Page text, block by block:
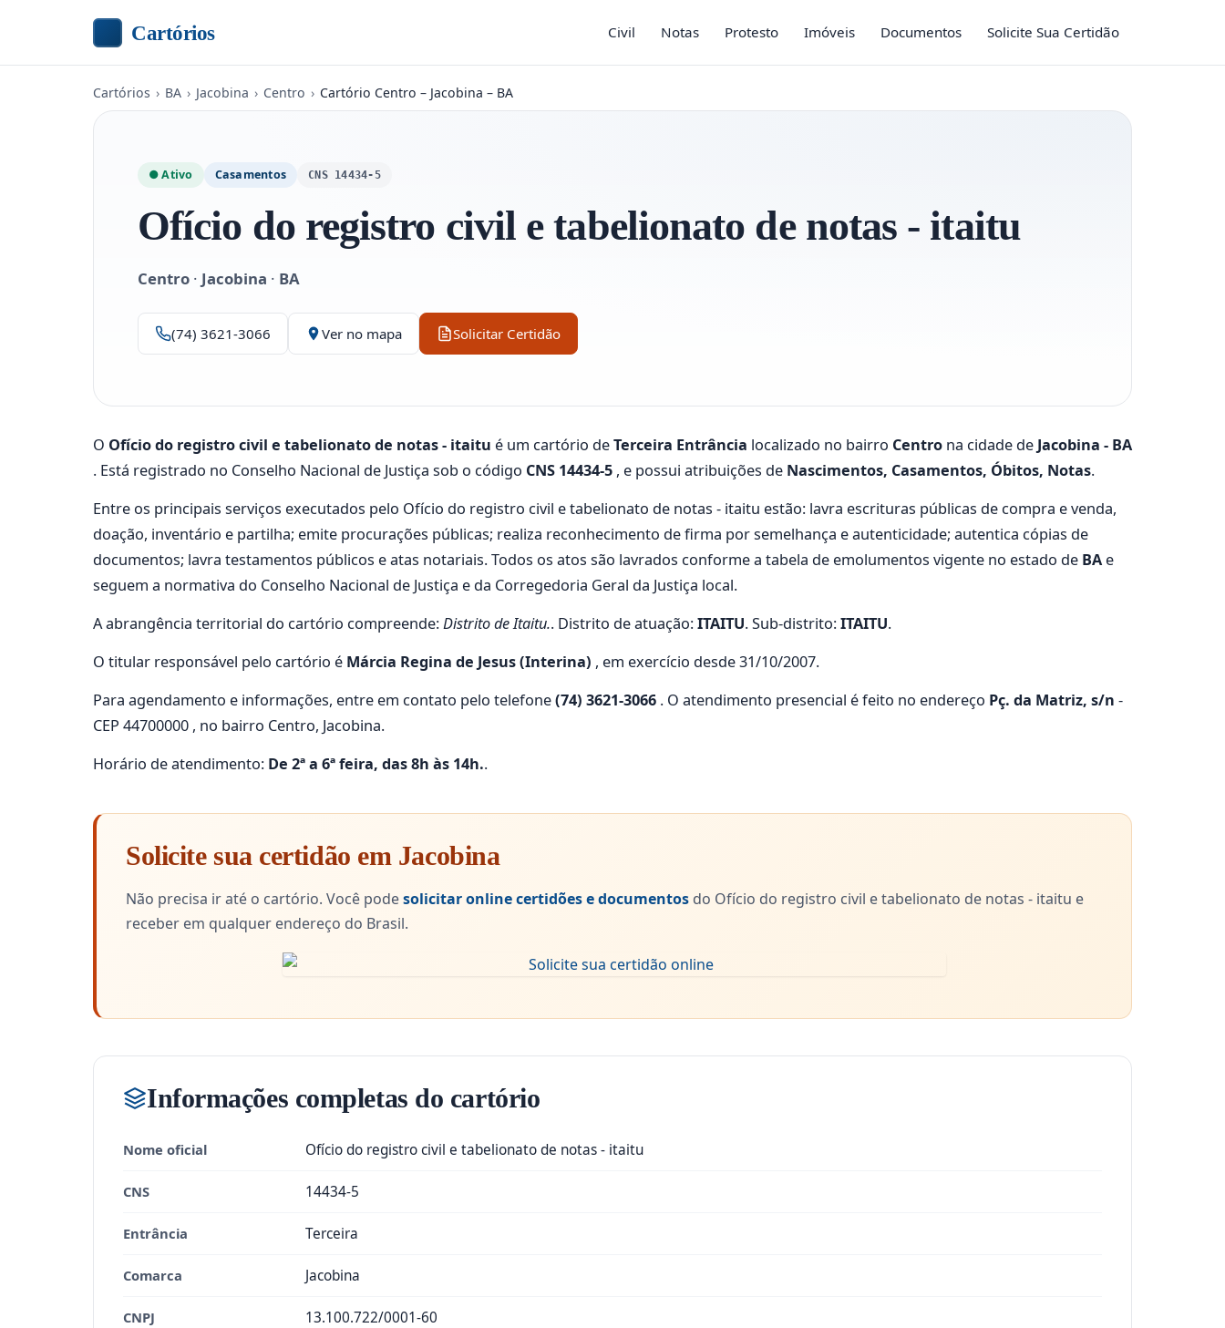
Cartórios Civil Notas Protesto Imóveis Documentos Solicite Sua Certidão
Cartórios › BA › Jacobina › Centro › Cartório Centro – Jacobina – BA
● Ativo Casamentos CNS 14434-5
Ofício do registro civil e tabelionato de notas - itaitu
Centro · Jacobina · BA
(74) 3621-3066 Ver no mapa Solicitar Certidão
O Ofício do registro civil e tabelionato de notas - itaitu é um cartório deTerceira Entrância localizado no bairro Centro na cidade de Jacobina - BA
. Está registrado no Conselho Nacional de Justiça sob o código CNS 14434-5 , e possui atribuições de Nascimentos, Casamentos, Óbitos, Notas.
Entre os principais serviços executados pelo Ofício do registro civil e tabelionato de notas - itaitu estão: lavra escrituras públicas de compra e venda,
doação, inventário e partilha; emite procurações públicas; realiza reconhecimento de firma por semelhança e autenticidade; autentica cópias de
documentos; lavra testamentos públicos e atas notariais. Todos os atos são lavrados conforme a tabela de emolumentos vigente no estado de BA e
seguem a normativa do Conselho Nacional de Justiça e da Corregedoria Geral da Justiça local.
A abrangência territorial do cartório compreende:Distrito de Itaitu.. Distrito de atuação:ITAITU. Sub-distrito:ITAITU.
O titular responsável pelo cartório é Márcia Regina de Jesus (Interina) , em exercício desde 31/10/2007.
Para agendamento e informações, entre em contato pelo telefone(74) 3621-3066 . O atendimento presencial é feito no endereço Pç. da Matriz, s/n -
CEP 44700000 , no bairro Centro, Jacobina.
Horário de atendimento: De 2ª a 6ª feira, das 8h às 14h..
Solicite sua certidão em Jacobina
Não precisa ir até o cartório. Você podesolicitar online certidões e documentos do Ofício do registro civil e tabelionato de notas - itaitu e
receber em qualquer endereço do Brasil.
Informações completas do cartório
Nome oficial Ofício do registro civil e tabelionato de notas - itaitu
CNS 14434-5
Entrância Terceira
Comarca Jacobina
CNPJ 13.100.722/0001-60